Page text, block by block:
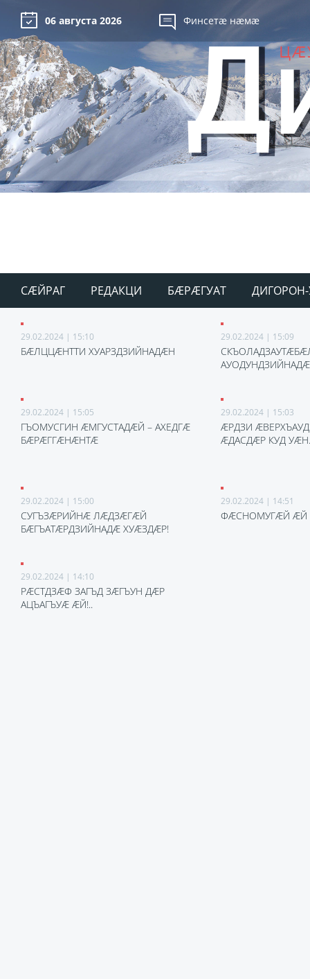
06 августа 2026 Финсетæ нæмæ
СÆЙРАГ РЕДАКЦИ БÆРÆГУАТ ДИГОРОН-
29.02.2024 | 15:10
БÆЛЦЦÆНТТИ ХУАРЗДЗИЙНАДÆН
29.02.2024 | 15:09
АУОДУНДЗИЙНАДÆ
29.02.2024 | 15:05
ГЪОМУСГИН ÆМГУСТАДÆЙ – АХЕДГÆ
БÆРÆГГÆНÆНТÆ
29.02.2024 | 15:03
ÆРДЗИ
ÆДАСДÆР КУД
29.02.2024 | 15:00
СУГЪЗÆРИЙНÆ ЛÆДЗÆГÆЙ
БÆГЪАТÆРДЗИЙНАДÆ ХУÆЗДÆР!
29.02.2024 | 14:51
ФÆСНОМУГÆЙ ÆЙ
29.02.2024 | 14:10
РÆСТДЗÆФ ЗАГЪД ЗÆГЪУН ДÆР
АЦЪАГЪУÆ ÆЙ!..